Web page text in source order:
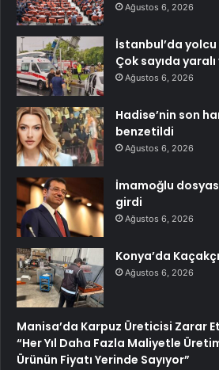
Ağustos 6, 2026
İstanbul’da
Çok sayıda
Ağustos 6, 2026
Hadise’nin son
benzetildi
Ağustos 6, 2026
İmamoğlu
girdi
Ağustos 6, 2026
Konya’da
Ağustos 6, 2026
Manisa’da Karpuz Üreticisi Zarar
“Her Yıl Daha Fazla Maliyetle
Ürünün Fiyatı Yerinde Sayıyor”